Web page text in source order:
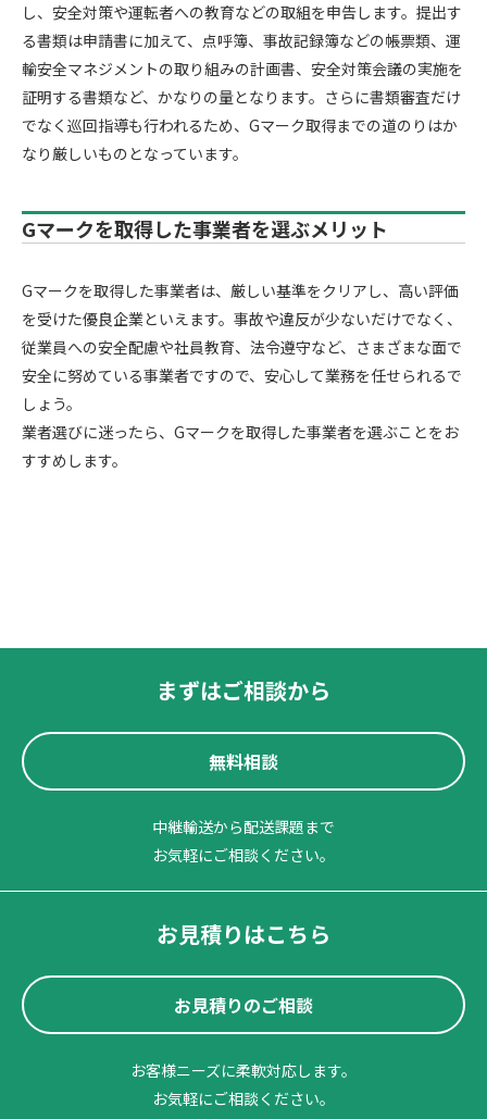
し、安全対策や運転者への教育などの取組を申告します。提出す
る書類は申請書に加えて、点呼簿、事故記録簿などの帳票類、運
輸安全マネジメントの取り組みの計画書、安全対策会議の実施を
証明する書類など、かなりの量となります。さらに書類審査だけ
でなく巡回指導も行われるため、Gマーク取得までの道のりはか
なり厳しいものとなっています。
Gマークを取得した事業者を選ぶメリット
Gマークを取得した事業者は、厳しい基準をクリアし、高い評価
を受けた優良企業といえます。事故や違反が少ないだけでなく、
従業員への安全配慮や社員教育、法令遵守など、さまざまな面で
安全に努めている事業者ですので、安心して業務を任せられるで
しょう。
業者選びに迷ったら、Gマークを取得した事業者を選ぶことをお
すすめします。
まずはご相談から
無料相談
中継輸送から配送課題まで
お気軽にご相談ください。
お見積りはこちら
お見積りのご相談
お客様ニーズに柔軟対応します。
お気軽にご相談ください。